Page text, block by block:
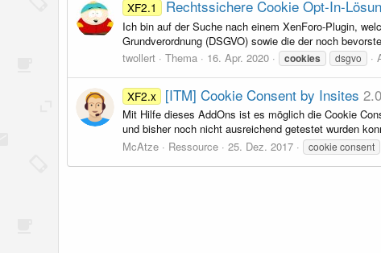
XF2.1 Rechtssichere Cookie Opt-In-
Ich bin auf der Suche nach einem XenForo-Plugin,
Grundverordnung (DSGVO) sowie die der noch
twollert
Thema 16. Apr. 2020 cookies dsgvo
XF2.x [ITM] Cookie Consent by Insites
Mit Hilfe dieses AddOns ist es möglich die Cookie
und bisher noch nicht ausreichend getestet wurden
McAtze
Ressource 25. Dez. 2017 cookie consent